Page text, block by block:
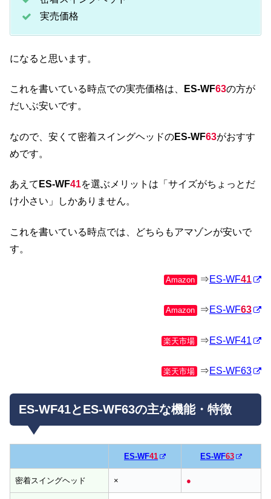
実売価格
になると思います。
これを書いている時点での実売価格は、 ES-WF63の方が
だいぶ安いです。
なので、安くて密着スイングヘッドのES-WF63がおすす
めです。
あえて ES-WF41を選ぶメリットは「サイズがちょっとだ
け小さい」しかありません。
これを書いている時点では、どちらもアマゾンが安いで
す。
Amazon ⇒ES-WF41
Amazon ⇒ES-WF63
楽天市場 ⇒ES-WF41
楽天市場 ⇒ES-WF63
ES-WF41とES-WF63の主な機能・特徴
ES-WF41 ES-WF63
密着スイングヘッド × ●